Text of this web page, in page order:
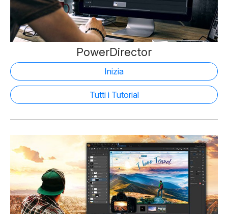
PowerDirector
Inizia
Tutti i Tutorial